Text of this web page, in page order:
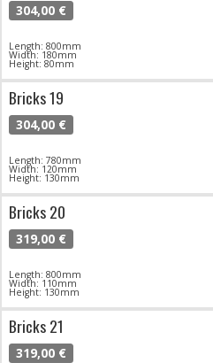
304,00 €
Length: 800mm
Width: 180mm
Height: 80mm
Bricks 19
304,00 €
Length: 780mm
Width: 120mm
Height: 130mm
Bricks 20
319,00 €
Length: 800mm
Width: 110mm
Height: 130mm
Bricks 21
319,00 €